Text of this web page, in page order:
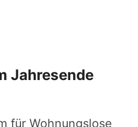
Jahresende
für Wohnungslose